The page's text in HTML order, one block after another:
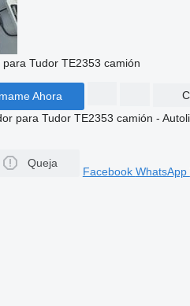
Tudor TE2353 camión
Ahora
Queja
Facebook WhatsApp